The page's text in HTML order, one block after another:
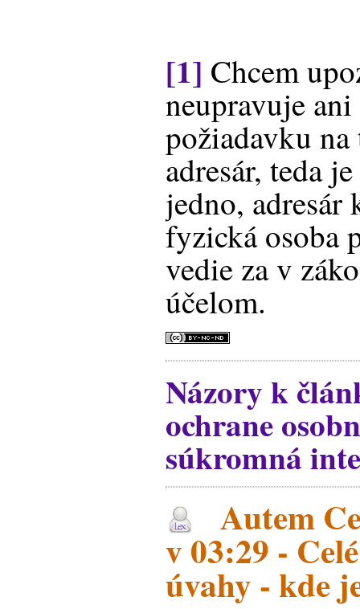
[1] Chcem
neupravuje
požiadavku
adresár, teda
jedno,
fyzická osoba
vedie za v
účelom.
Názory k
ochrane
súkromná
Autem
v 03:29 -
úvahy - kde